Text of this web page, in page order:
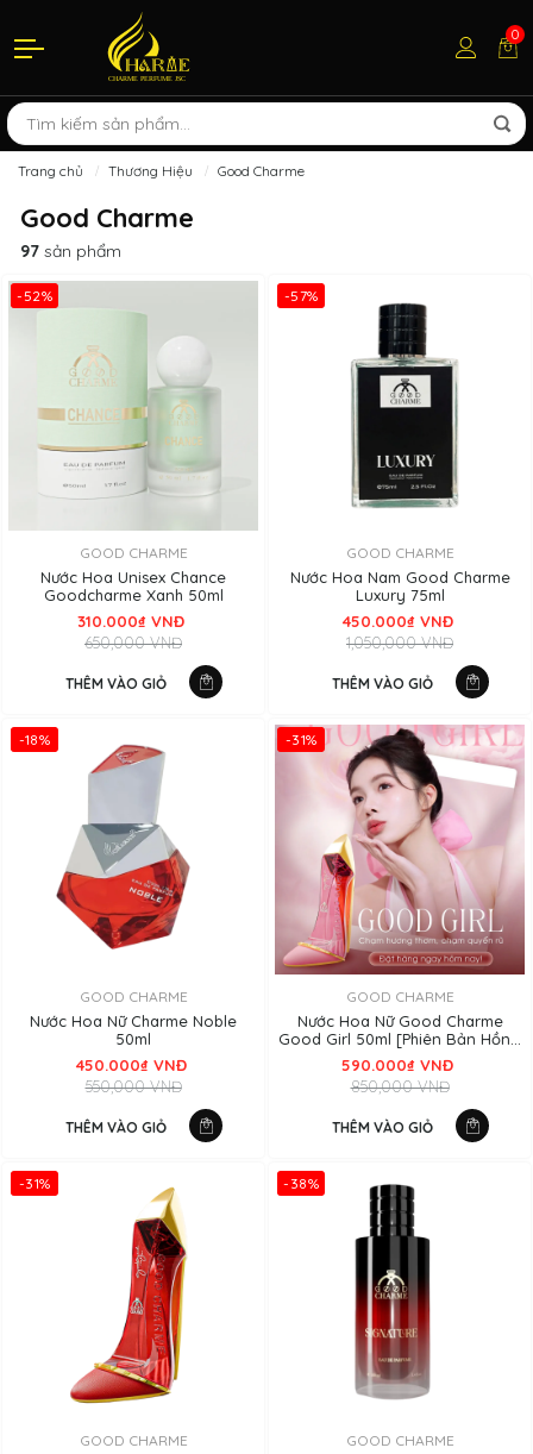
0
Trang chủ Thương Hiệu Good Charme
Good Charme
97 sản phẩm
-52%
GOOD CHARME
Nước Hoa Unisex Chance
Goodcharme Xanh 50ml
310.000₫ VNĐ
650,000 VNĐ
THÊM VÀO GIỎ
-57%
GOOD CHARME
Nước Hoa Nam Good Charme
Luxury 75ml
450.000₫ VNĐ
1,050,000 VNĐ
THÊM VÀO GIỎ
-18%
GOOD CHARME
Nước Hoa Nữ Charme Noble
50ml
450.000₫ VNĐ
550,000 VNĐ
THÊM VÀO GIỎ
-31%
GOOD CHARME
Nước Hoa Nữ Good Charme
Good Girl 50ml [Phiên Bản Hồng
2025]
590.000₫ VNĐ
850,000 VNĐ
THÊM VÀO GIỎ
-31%
GOOD CHARME
-38%
GOOD CHARME